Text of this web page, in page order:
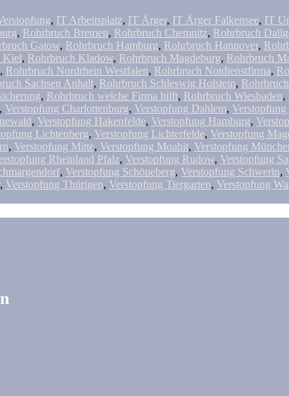
, IT Arbeitsplatz, IT Ärger, IT Ärger Falkensee, IT
, Rohrbruch Bremen, Rohrbruch Chemnitz, Rohrbruch
Gatow, Rohrbruch Hamburg, Rohrbruch Hannover,
Kiel, Rohrbruch Kladow, Rohrbruch Magdeburg, Rohrbruch
, Rohrbruch Nordrhein Westfalen, Rohrbruch Notdienstfirma,
Sachsen Anhalt, Rohrbruch Schleswig Holstein,
, Rohrbruch welche Firma hilft, Rohrbruch Wiesbaden,
, Verstopfung Charlottenburg, Verstopfung Dahlem, Verstopfung
, Verstopfung Hakenfelde, Verstopfung Hamburg,
Lichtenberg, Verstopfung Lichterfelde, Verstopfung
, Verstopfung Mitte, Verstopfung Moabit, Verstopfung
Rheinland Pfalz, Verstopfung Rudow, Verstopfung
, Verstopfung Schöneberg, Verstopfung Schwerin,
, Verstopfung Thürigen, Verstopfung Tiergarten, Verstopfung